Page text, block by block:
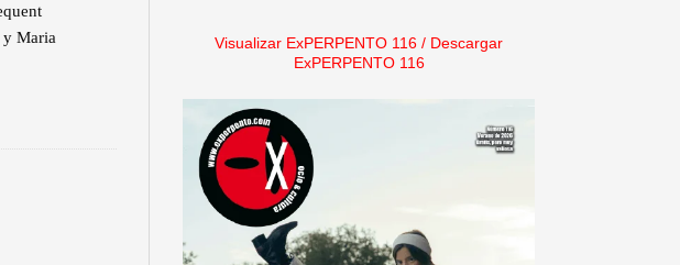
Maria
Visualizar ExPERPENTO 116 / Descargar
ExPERPENTO 116